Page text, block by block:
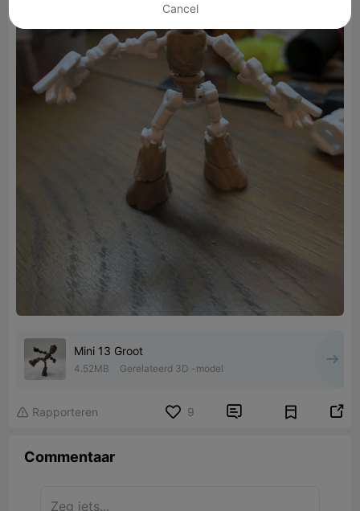
Mini 13 Groot
4.52MB Gerelateerd 3D -model
 Rapporteren 9  
Commentaar
Cancel